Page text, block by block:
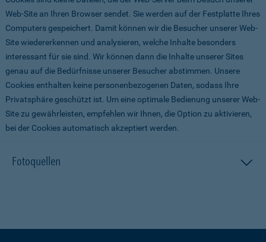
Web-Site an Ihren Browser sendet. Sie werden auf der Festplatte Ihres
Computers gespeichert. Damit können wir die Besucher unserer Web-
Site wiedererkennen und analysieren, welche Inhalte besonders
interessant für sie sind. Wir können dann die Inhalte unserer Sites
genau auf die Bedürfnisse unserer Besucher abstimmen. Unsere
Cookies enthalten keine personenbezogenen Daten, sodass Ihre
Privatsphäre geschützt ist. Um eine optimale Bedienung unserer Web-
Site zu gewährleisten, empfehlen wir Ihnen, die Option zu aktivieren,
bei der Cookies automatisch akzeptiert werden.
Fotoquellen